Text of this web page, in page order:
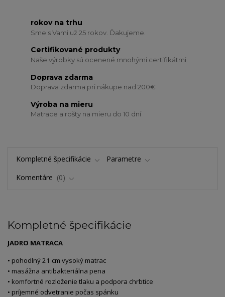
rokov na trhu
Sme s Vami už 25 rokov. Ďakujeme.
Certifikované produkty
Naše výrobky sú ocenené mnohými certifikátmi.
Doprava zdarma
Doprava zdarma pri nákupe nad 200€
Výroba na mieru
Matrace a rošty na mieru do 10 dní
Kompletné špecifikácie
Parametre
Komentáre
0
Kompletné špecifikácie
JADRO MATRACA
• pohodlný 21 cm vysoký matrac
• masážna antibakteriálna pena
• komfortné rozloženie tlaku a podpora chrbtice
• príjemné odvetranie počas spánku